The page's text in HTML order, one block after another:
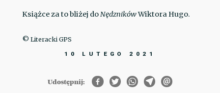
Książce za to bliżej doNędznikówWiktora Hugo.
© Literacki GPS
10 LUTEGO 2021
Udostępnij: